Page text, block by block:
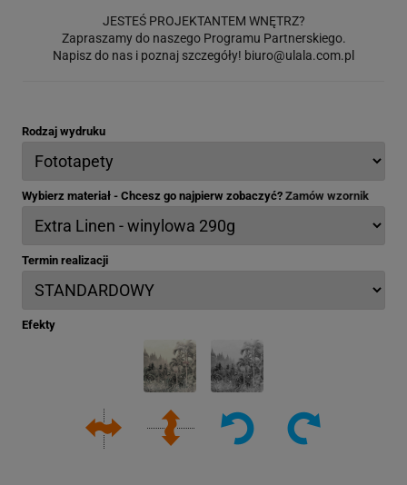
JESTEŚ PROJEKTANTEM WNĘTRZ?
Zapraszamy do naszego Programu Partnerskiego.
Napisz do nas i poznaj szczegóły! biuro@ulala.com.pl
Rodzaj wydruku
Wybierz materiał - Chcesz go najpierw zobaczyć? Zamów wzornik
Termin realizacji
Efekty